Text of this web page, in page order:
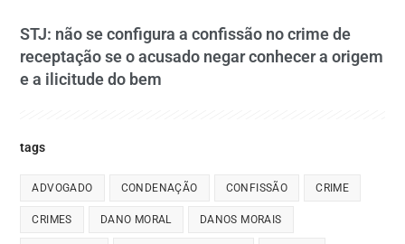
STJ: não se configura a confissão no crime de
receptação se o acusado negar conhecer a origem
e a ilicitude do bem
tags
ADVOGADO CONDENAÇÃO CONFISSÃO CRIME
CRIMES DANO MORAL DANOS MORAIS